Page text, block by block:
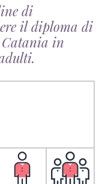
di
il diploma di
Catania in